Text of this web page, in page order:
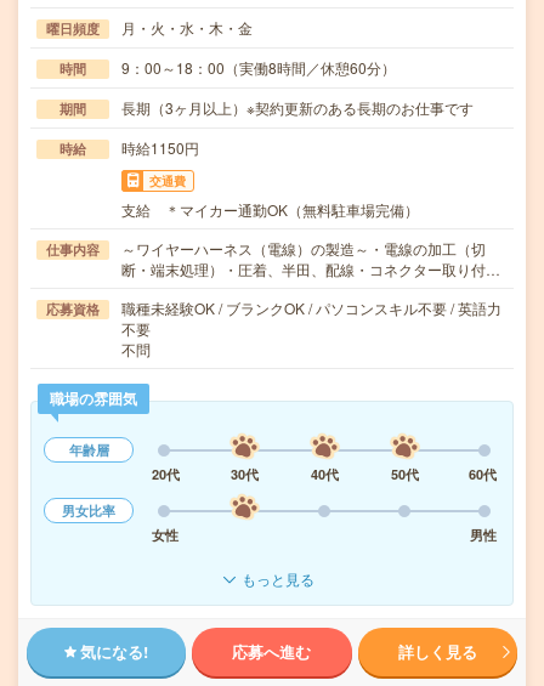
曜日頻度 月・火・水・木・金
時間 9：00～18：00（実働8時間／休憩60分）
期間 長期（3ヶ月以上）※契約更新のある長期のお仕事です
時給 時給1150円
交通費
支給 ＊マイカー通勤OK（無料駐車場完備）
仕事内容
～ワイヤーハーネス（電線）の製造～・電線の加工（切
断・端末処理）・圧着、半田、配線・コネクター取り付…
応募資格
職種未経験OK / ブランクOK / パソコンスキル不要 / 英語力
不要
不問
職場の雰囲気
年齢層
20代
30代 40代 50代
60代
男女比率
女性
男性
もっと見る
気になる! 応募へ進む 詳しく見る